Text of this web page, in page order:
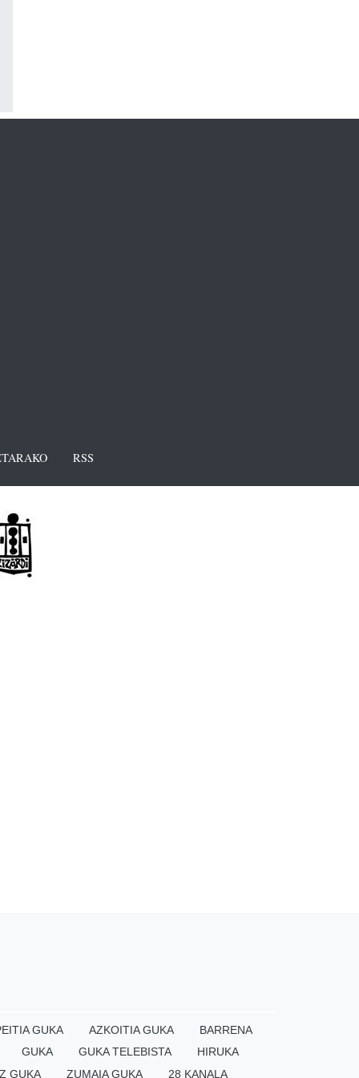
RSS
GUKA AZKOITIA GUKA
BARRENA
GUKA GUKA TELEBISTA
HIRUKA
GUKA ZUMAIA GUKA 28 KANALA